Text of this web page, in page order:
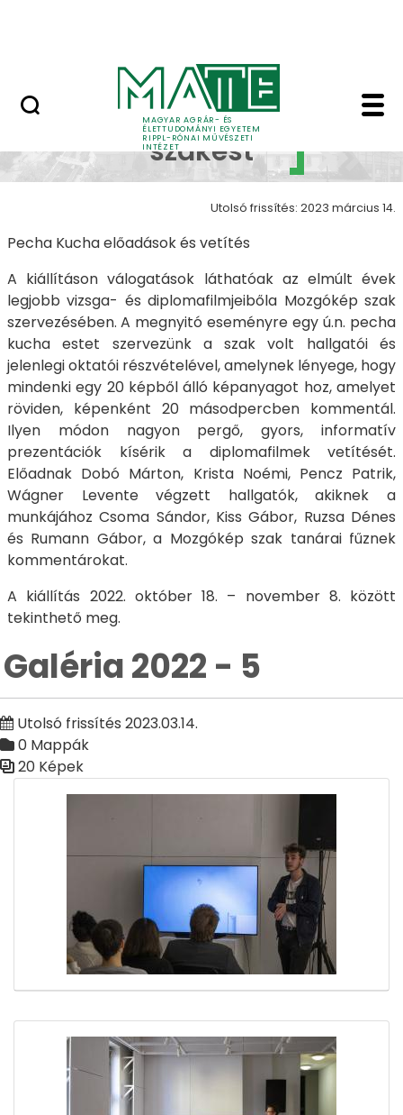
MAGYAR AGRÁR- ÉS
ÉLETTUDOMÁNYI EGYETEM
RIPPL-RÓNAI MŰVÉSZETI
INTÉZET
Galéria 2022 - 5 -
Mozgókép
szakest
Utolsó frissítés: 2023 március 14.
Pecha Kucha előadások és vetítés
A kiállításon válogatások láthatóak az elmúlt évek
legjobb vizsga- és diplomafilmjeibőla Mozgókép szak
szervezésében. A megnyitó eseményre egy ú.n. pecha
kucha estet szervezünk a szak volt hallgatói és
jelenlegi oktatói részvételével, amelynek lényege, hogy
mindenki egy 20 képből álló képanyagot hoz, amelyet
röviden, képenként 20 másodpercben kommentál.
Ilyen módon nagyon pergő, gyors, informatív
prezentációk kísérik a diplomafilmek vetítését.
Előadnak Dobó Márton, Krista Noémi, Pencz Patrik,
Wágner Levente végzett hallgatók, akiknek a
munkájához Csoma Sándor, Kiss Gábor, Ruzsa Dénes
és Rumann Gábor, a Mozgókép szak tanárai fűznek
kommentárokat.
A kiállítás 2022. október 18. – november 8. között
tekinthető meg.
Galéria 2022 - 5
Utolsó frissítés 2023.03.14.
0 Mappák
20 Képek